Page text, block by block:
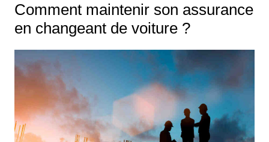
Comment maintenir son assurance
en changeant de voiture ?